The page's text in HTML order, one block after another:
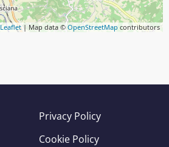
Leaflet| Map data ©OpenStreetMap contributors
Privacy Policy
Cookie Policy